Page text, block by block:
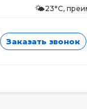
🌤️23°C,
Заказать звонок